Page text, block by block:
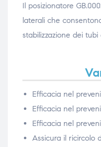
Il posizionatore
laterali che
stabilizzazione dei
Efficacia nel
Efficacia nel
Efficacia nel
Assicura il ricircolo